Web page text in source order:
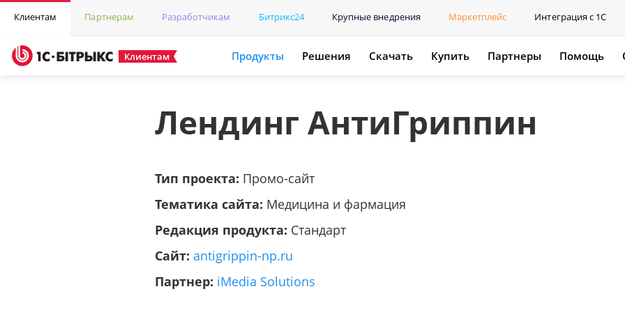
Клиентам Партнерам Разработчикам Битрикс24 Крупные внедрения Маркетплейс Интеграция с 1С
Клиентам Продукты Решения Скачать Купить Партнеры Помощь
Лендинг АнтиГриппин
Тип проекта: Промо-сайт
Тематика сайта: Медицина и фармация
Редакция продукта: Стандарт
Сайт: antigrippin-np.ru
Партнер: iMedia Solutions